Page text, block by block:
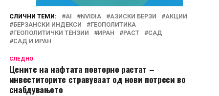
СЛИЧНИ ТЕМИ: AI NVIDIA АЗИСКИ БЕРЗИ
АКЦИИ
БЕРЗАНСКИ ИНДЕКСИ
ГЕОПОЛИТИКА
ГЕОПОЛИТИЧКИ ТЕНЗИИ
ИРАН РАСТ
САД
САД И ИРАН
СЛЕДНО
Цените на нафтата повторно растат –
инвеститорите стравуваат од нови потреси во
снабдувањето